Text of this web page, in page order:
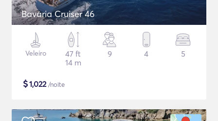
Bavaria Cruiser 46
Veleiro
47 ft
14 m
9 4 5
$1,022/noite